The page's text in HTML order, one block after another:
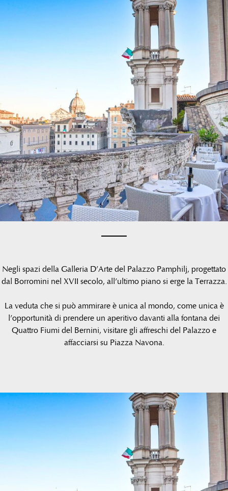
Negli spazi della Galleria D’Arte del Palazzo Pamphilj, progettato
dal Borromini nel XVII secolo, all’ultimo piano si erge la Terrazza.
La veduta che si può ammirare è unica al mondo, come unica è
l’opportunità di prendere un aperitivo davanti alla fontana dei
Quattro Fiumi del Bernini, visitare gli affreschi del Palazzo e
affacciarsi su Piazza Navona.